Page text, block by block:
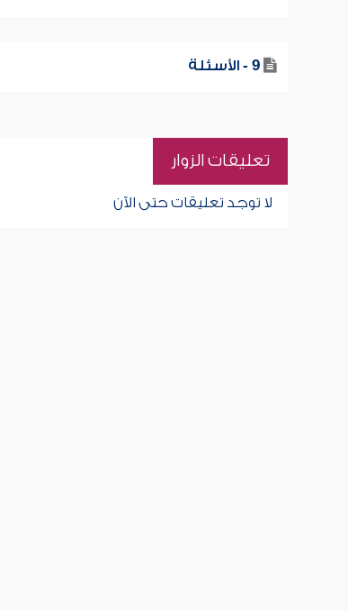
9 - الأسئلة
تعليقات الزوار
لا توجد تعليقات حتى الآن